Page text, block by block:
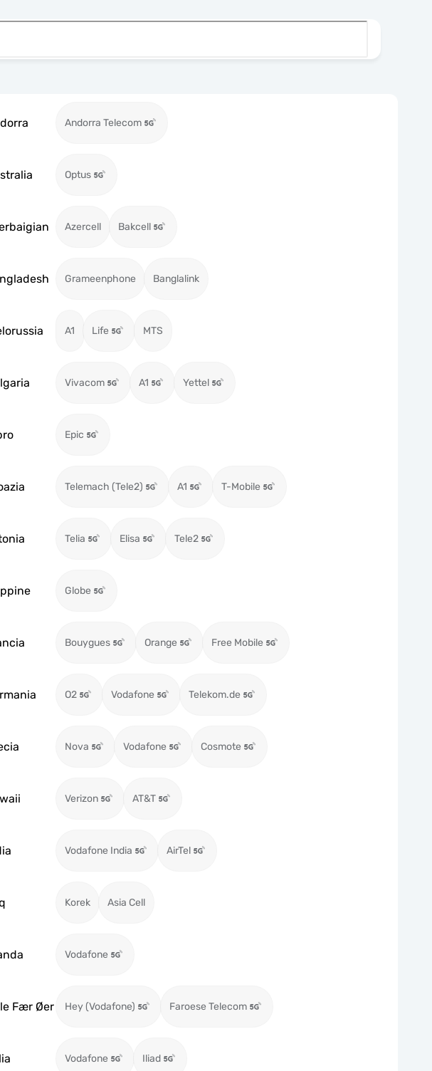
Andorra Telecom
Optus
Azercell Bakcell
Grameenphone Banglalink
A1 Life MTS
Vivacom A1 Yettel
Epic
Telemach (Tele2) A1 T-Mobile
Telia Elisa Tele2
Globe
Bouygues Orange Free Mobile
O2 Vodafone Telekom.de
Nova Vodafone Cosmote
Verizon AT&T
Vodafone India AirTel
Korek Asia Cell
Vodafone
Fær Øer Hey (Vodafone) Faroese Telecom
Vodafone Iliad